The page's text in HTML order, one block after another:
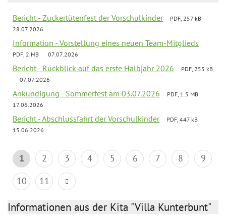
Bericht - Zuckertütenfest der Vorschulkinder
PDF, 257 kB
28.07.2026
Information - Vorstellung eines neuen Team-Mitglieds
PDF, 2 MB 07.07.2026
Bericht - Rückblick auf das erste Halbjahr 2026
PDF, 255 kB
07.07.2026
Ankündigung - Sommerfest am 03.07.2026
PDF, 1.5 MB
17.06.2026
Bericht - Abschlussfahrt der Vorschulkinder
PDF, 447 kB
15.06.2026
1 2 3 4 5 6 7 8
9
10
11
Informationen aus der Kita "Villa Kunterbunt"